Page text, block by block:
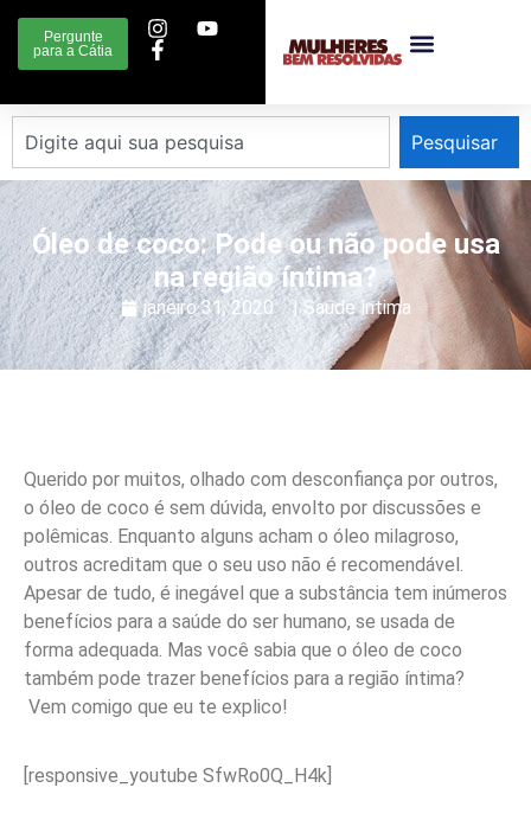
Pergunte
para a Cátia
Pesquisar
Óleo de coco: Pode ou não pode usa
na região íntima?
janeiro 31, 2020 |Saúde ìntima
Querido por muitos, olhado com desconfiança por outros,
o óleo de coco é sem dúvida, envolto por discussões e
polêmicas. Enquanto alguns acham o óleo milagroso,
outros acreditam que o seu uso não é recomendável.
Apesar de tudo, é inegável que a substância tem inúmeros
benefícios para a saúde do ser humano, se usada de
forma adequada. Mas você sabia que o óleo de coco
também pode trazer benefícios para a região íntima?
Vem comigo que eu te explico!
[responsive_youtube SfwRo0Q_H4k]